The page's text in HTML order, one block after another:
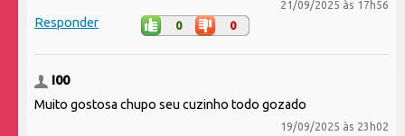
21/09/2025 às 17h56
Responder 0 0
I00
Muito gostosa chupo seu cuzinho todo gozado
19/09/2025 às 23h02